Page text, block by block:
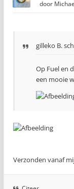
door
gilleko B.
Op Fuel en
een mooie
Verzonden vanaf